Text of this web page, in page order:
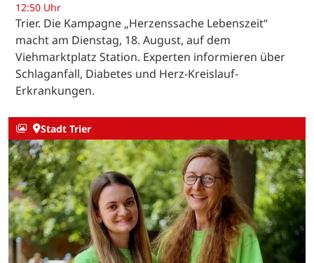
12:50 Uhr
Trier. Die Kampagne „Herzenssache Lebenszeit“
macht am Dienstag, 18. August, auf dem
Viehmarktplatz Station. Experten informieren über
Schlaganfall, Diabetes und Herz-Kreislauf-
Erkrankungen.
Stadt Trier